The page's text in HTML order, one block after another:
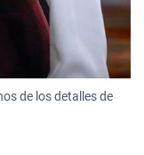
de los detalles de